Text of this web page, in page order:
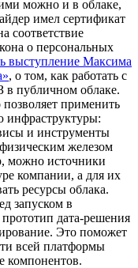
можно и в облаке,
имел сертификат
соответствие
о персональных
выступление Максима
, о том, как работать с
публичном облаке.
применить
инфраструктуры:
и инструменты
железом
можно источники
компании, а для их
ресурсы облака.
запуском в
дата-решения
Это поможет
всей платформы
компонентов.